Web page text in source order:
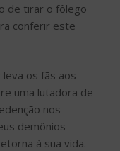
de tirar o fôlego
conferir este
os fãs aos
uma lutadora de
nos
demônios
à sua vida.